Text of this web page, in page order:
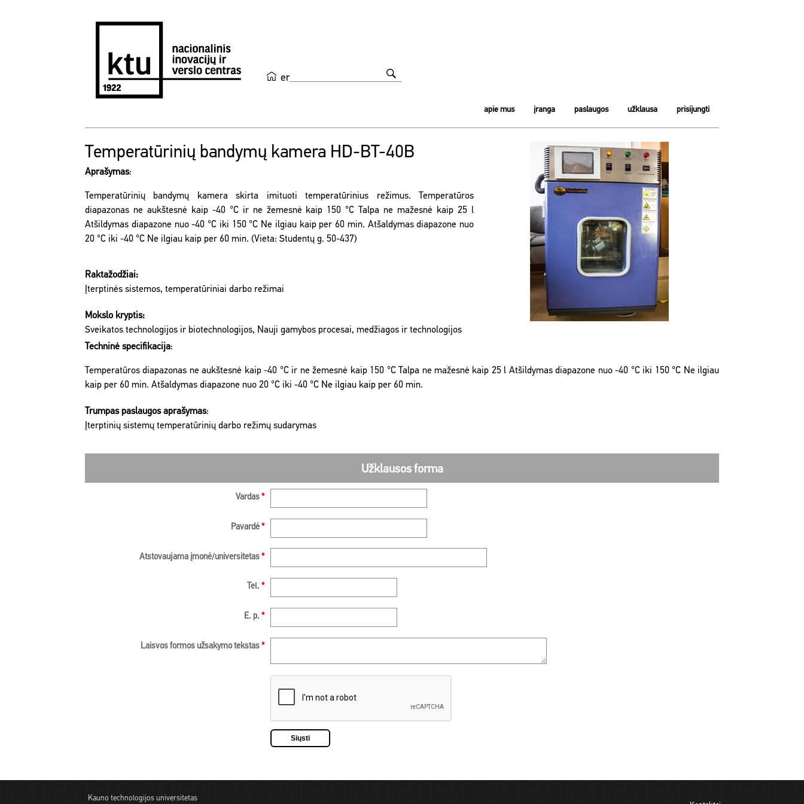
en
apie mus įranga paslaugos užklausa prisijungti
Temperatūrinių bandymų kamera HD-BT-40B
Aprašymas:
Temperatūrinių bandymų kamera skirta imituoti temperatūrinius režimus. Temperatūros
diapazonas ne aukštesnė kaip -40 °C ir ne žemesnė kaip 150 °C Talpa ne mažesnė kaip 25 l
Atšildymas diapazone nuo -40 °C iki 150 °C Ne ilgiau kaip per 60 min. Atšaldymas diapazone nuo
20 °C iki -40 °C Ne ilgiau kaip per 60 min. (Vieta: Studentų g. 50-437)
Raktažodžiai:
Įterptinės sistemos, temperatūriniai darbo režimai
Mokslo kryptis:
Sveikatos technologijos ir biotechnologijos, Nauji gamybos procesai, medžiagos ir technologijos
Techninė specifikacija:
Temperatūros diapazonas ne aukštesnė kaip -40 °C ir ne žemesnė kaip 150 °C Talpa ne mažesnė kaip 25 l Atšildymas diapazone nuo -40 °C iki 150 °C Ne ilgiau
kaip per 60 min. Atšaldymas diapazone nuo 20 °C iki -40 °C Ne ilgiau kaip per 60 min.
Trumpas paslaugos aprašymas:
Įterptinių sistemų temperatūrinių darbo režimų sudarymas
Užklausos forma
Vardas *
Pavardė *
Atstovaujama įmonė/universitetas *
Tel. *
E. p. *
Laisvos formos užsakymo tekstas *
Kauno technologijos universitetas